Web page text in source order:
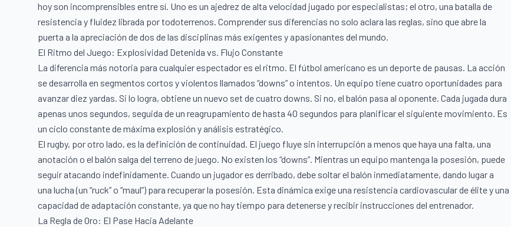
hoy son incomprensibles entre sí. Uno es un ajedrez de alta velocidad jugado por especialistas; el otro, una batalla de
resistencia y fluidez librada por todoterrenos. Comprender sus diferencias no solo aclara las reglas, sino que abre la
puerta a la apreciación de dos de las disciplinas más exigentes y apasionantes del mundo.
El Ritmo del Juego: Explosividad Detenida vs. Flujo Constante
La diferencia más notoria para cualquier espectador es el ritmo. El fútbol americano es un deporte de pausas. La acción
se desarrolla en segmentos cortos y violentos llamados “downs” o intentos. Un equipo tiene cuatro oportunidades para
avanzar diez yardas. Si lo logra, obtiene un nuevo set de cuatro downs. Si no, el balón pasa al oponente. Cada jugada dura
apenas unos segundos, seguida de un reagrupamiento de hasta 40 segundos para planificar el siguiente movimiento. Es
un ciclo constante de máxima explosión y análisis estratégico.
El rugby, por otro lado, es la definición de continuidad. El juego fluye sin interrupción a menos que haya una falta, una
anotación o el balón salga del terreno de juego. No existen los “downs”. Mientras un equipo mantenga la posesión, puede
seguir atacando indefinidamente. Cuando un jugador es derribado, debe soltar el balón inmediatamente, dando lugar a
una lucha (un “ruck” o “maul”) para recuperar la posesión. Esta dinámica exige una resistencia cardiovascular de élite y una
capacidad de adaptación constante, ya que no hay tiempo para detenerse y recibir instrucciones del entrenador.
La Regla de Oro: El Pase Hacia Adelante